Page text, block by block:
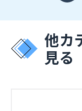
におかれましては
ール等、企業ドメ
受け付けておりま
※プログラムは変
株式会社ネット
日本マイクロソフ
※共催、協賛、協
他カ
見る